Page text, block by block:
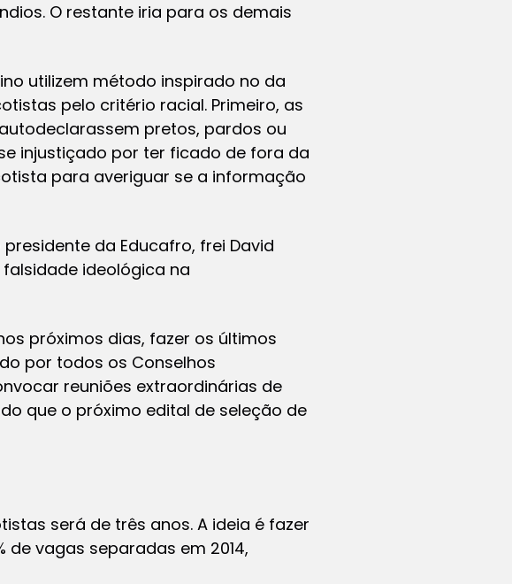
O restante iria para os demais
utilizem método inspirado no da
pelo critério racial. Primeiro, as
pretos, pardos ou
injustiçado por ter ficado de fora da
para averiguar se a informação
da Educafro, frei David
ideológica na
próximos dias, fazer os últimos
por todos os Conselhos
reuniões extraordinárias de
que o próximo edital de seleção de
será de três anos. A ideia é fazer
vagas separadas em 2014,